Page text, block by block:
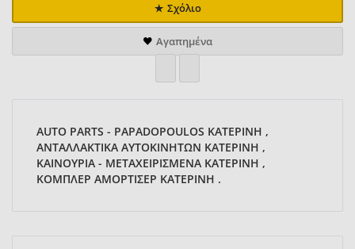
Σχόλιο
Αγαπημένα
AUTO PARTS - PAPADOPOULOS ΚΑΤΕΡΙΝΗ ,
ΑΝΤΑΛΛΑΚΤΙΚΑ ΑΥΤΟΚΙΝΗΤΩΝ ΚΑΤΕΡΙΝΗ ,
ΚΑΙΝΟΥΡΙΑ - ΜΕΤΑΧΕΙΡΙΣΜΕΝΑ ΚΑΤΕΡΙΝΗ ,
ΚΟΜΠΛΕΡ ΑΜΟΡΤΙΣΕΡ ΚΑΤΕΡΙΝΗ .